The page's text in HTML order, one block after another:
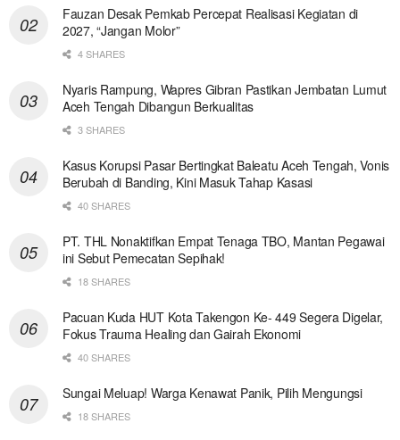
Fauzan Desak Pemkab Percepat Realisasi Kegiatan di
2027, “Jangan Molor”
4 SHARES
Nyaris Rampung, Wapres Gibran Pastikan Jembatan Lumut
Aceh Tengah Dibangun Berkualitas
3 SHARES
Kasus Korupsi Pasar Bertingkat Baleatu Aceh Tengah, Vonis
Berubah di Banding, Kini Masuk Tahap Kasasi
40 SHARES
PT. THL Nonaktifkan Empat Tenaga TBO, Mantan Pegawai
ini Sebut Pemecatan Sepihak!
18 SHARES
Pacuan Kuda HUT Kota Takengon Ke- 449 Segera Digelar,
Fokus Trauma Healing dan Gairah Ekonomi
40 SHARES
Sungai Meluap! Warga Kenawat Panik, Pilih Mengungsi
18 SHARES